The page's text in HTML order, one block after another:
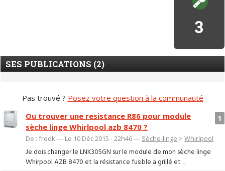
3
SES PUBLICATIONS (2)
Pas trouvé ? Posez votre question à la communauté
1
Ou trouver une resistance R86 pour module
sèche linge Whirlpool azb 8470 ?
De : fredk — Le 10 Déc 2015 - 22h46 — Sèche-linge >Whirlpool
Je dois changer le LNK305GN sur le module de mon sèche linge
Whirpool AZB 8470 et la résistance fusible a grillé et ...